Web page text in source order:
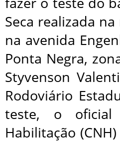
Seca realizada
na avenida
Ponta Negra,
Styvenson
Rodoviário
teste, o
Habilitação